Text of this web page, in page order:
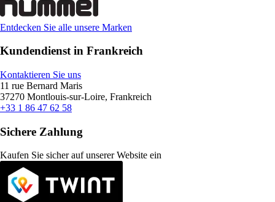
Entdecken Sie alle unsere Marken
Kundendienst in Frankreich
Kontaktieren Sie uns
11 rue Bernard Maris
37270 Montlouis-sur-Loire, Frankreich
+33 1 86 47 62 58
Sichere Zahlung
Kaufen Sie sicher auf unserer Website ein